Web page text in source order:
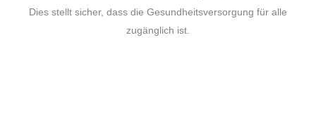
Dies stellt sicher, dass die Gesundheitsversorgung für alle
zugänglich ist.